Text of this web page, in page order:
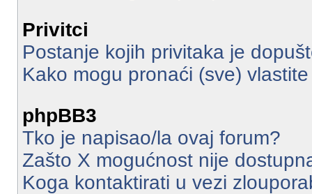
Privitci
Postanje kojih privitaka je
Kako mogu pronaći (sve)
phpBB3
Tko je napisao/la ovaj forum?
Zašto X mogućnost nije
Koga kontaktirati u vezi